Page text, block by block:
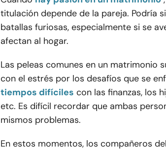
titulación depende de la pareja. Podría
batallas furiosas, especialmente si se
afectan al hogar.
Las peleas comunes en un matrimonio
con el estrés por los desafíos que se
tiempos difíciles con las finanzas, los
etc. Es difícil recordar que ambas
mismos problemas.
En estos momentos, los compañeros